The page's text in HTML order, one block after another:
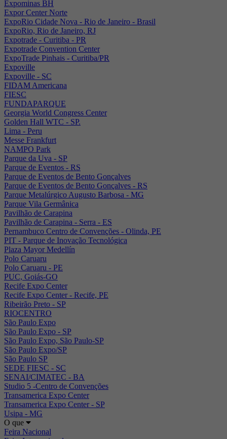
Expominas BH
Expor Center Norte
ExpoRio Cidade Nova - Rio de Janeiro - Brasil
ExpoRio, Rio de Janeiro, RJ
Expotrade - Curitiba - PR
Expotrade Convention Center
ExpoTrade Pinhais - Curitiba/PR
Expoville
Expoville - SC
FIDAM Americana
FIESC
FUNDAPARQUE
Georgia World Congress Center
Golden Hall WTC - SP.
Lima - Peru
Messe Frankfurt
NAMPO Park
Parque da Uva - SP
Parque de Eventos - RS
Parque de Eventos de Bento Gonçalves
Parque de Eventos de Bento Gonçalves - RS
Parque Metalúrgico Augusto Barbosa - MG
Parque Vila Germânica
Pavilhão de Carapina
Pavilhão de Carapina - Serra - ES
Pernambuco Centro de Convenções - Olinda, PE
PIT - Parque de Inovação Tecnológica
Plaza Mayor Medellín
Polo Caruaru
Polo Caruaru - PE
PUC, Goiás-GO
Recife Expo Center
Recife Expo Center - Recife, PE
Ribeirão Preto - SP
RIOCENTRO
São Paulo Expo
São Paulo Expo - SP
São Paulo Expo, São Paulo-SP
São Paulo Expo/SP
São Paulo SP
SEDE FIESC - SC
SENAI/CIMATEC - BA
Studio 5 -Centro de Convenções
Transamerica Expo Center
Transamerica Expo Center - SP
Usipa - MG
O que
Feira Nacional